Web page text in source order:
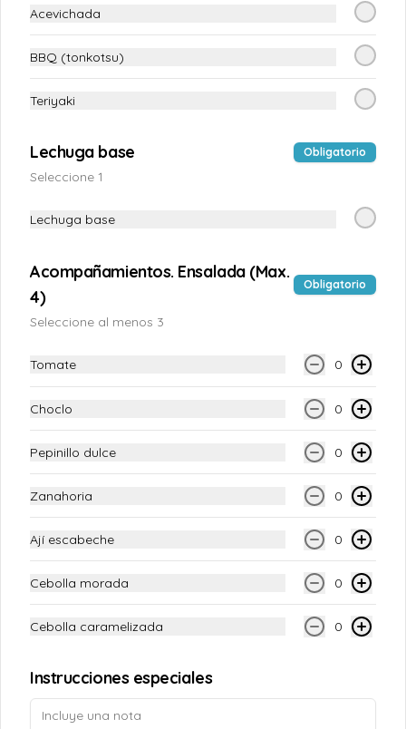
Tutitos congelados (4und)
Despacho
Términos y condiciones
Política de privacidad
Redes sociales
Instagram
Facebook
Pedir
Acevichada
BBQ (tonkotsu)
Teriyaki
Lechuga base Obligatorio
Seleccione 1
Lechuga base
Acompañamientos. Ensalada (Max.
4)
Obligatorio
Seleccione al menos 3
Tomate 0
Choclo 0
Pepinillo dulce 0
Zanahoria 0
Ají escabeche 0
Cebolla morada 0
Cebolla caramelizada 0
Instrucciones especiales